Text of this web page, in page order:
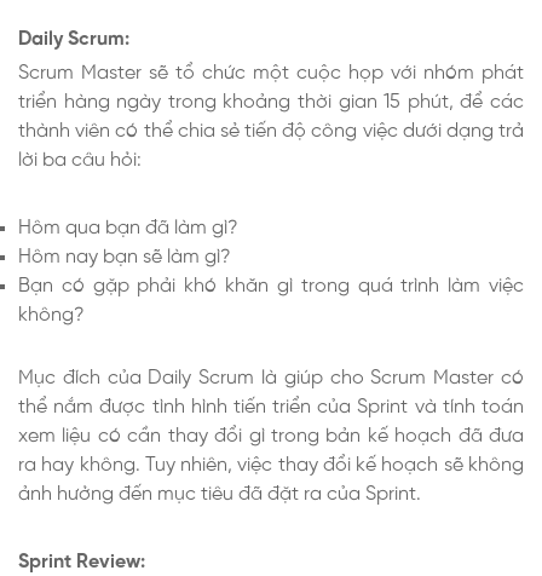
Daily Scrum:
Scrum Master sẽ tổ chức một cuộc họp với nhóm phát
triển hàng ngày trong khoảng thời gian 15 phút, để các
thành viên có thể chia sẻ tiến độ công việc dưới dạng trả
lời ba câu hỏi:
Hôm qua bạn đã làm gì?
Hôm nay bạn sẽ làm gì?
Bạn có gặp phải khó khăn gì trong quá trình làm việc
không?
Mục đích của Daily Scrum là giúp cho Scrum Master có
thể nắm được tình hình tiến triển của Sprint và tính toán
xem liệu có cần thay đổi gì trong bản kế hoạch đã đưa
ra hay không. Tuy nhiên, việc thay đổi kế hoạch sẽ không
ảnh hưởng đến mục tiêu đã đặt ra của Sprint.
Sprint Review: